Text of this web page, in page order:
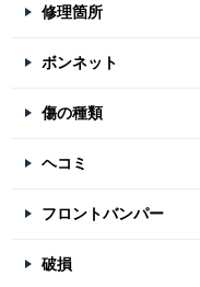
修理箇所
ボンネット
傷の種類
ヘコミ
フロントバンパー
破損